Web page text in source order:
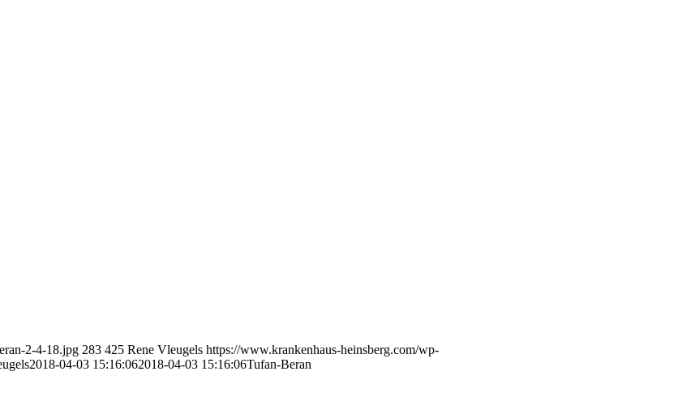
2-4-18.jpg 283 425 Rene Vleugels https://www.krankenhaus-heinsberg.com/wp-
2018-04-03 15:16:062018-04-03 15:16:06Tufan-Beran